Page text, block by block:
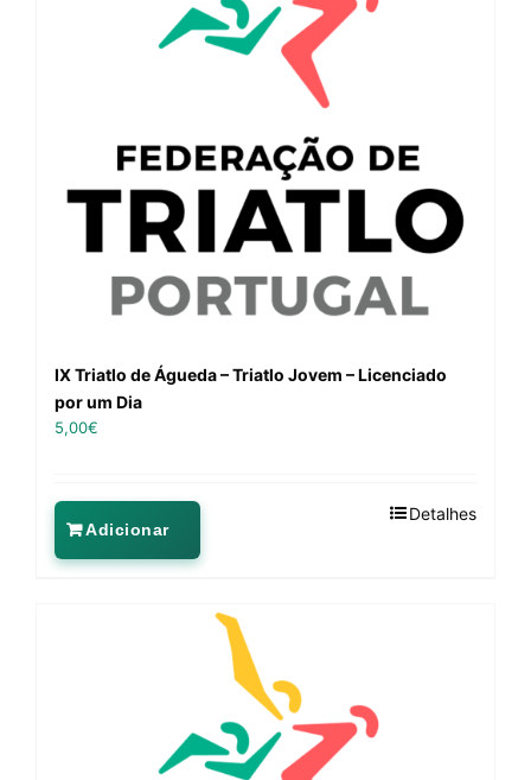
IX Triatlo de Águeda – Triatlo Jovem – Licenciado
por um Dia
5,00€
Adicionar
Detalhes